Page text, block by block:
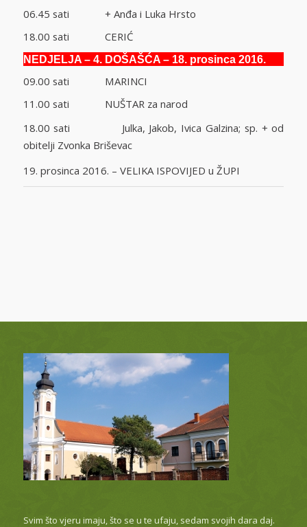
06.45 sati + Anđa i Luka Hrsto
18.00 sati CERIĆ
NEDJELJA – 4. DOŠAŠĆA – 18. prosinca 2016.
09.00 sati MARINCI
11.00 sati NUŠTAR za narod
18.00 sati Julka, Jakob, Ivica Galzina; sp. + od
obitelji Zvonka Briševac
19. prosinca 2016. – VELIKA ISPOVIJED u ŽUPI
Svim što vjeru imaju, što se u te ufaju, sedam svojih dara daj.